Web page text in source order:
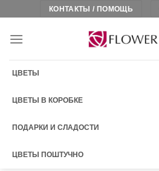
content
КОНТАКТЫ / ПОМОЩЬ
ЦВЕТЫ
ЦВЕТЫ В КОРОБКЕ
ПОДАРКИ И СЛАДОСТИ
ЦВЕТЫ ПОШТУЧНО